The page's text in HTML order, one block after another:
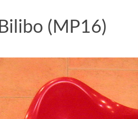
Bilibo (MP16)